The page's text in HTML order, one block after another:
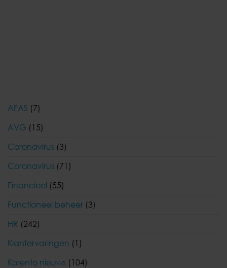
AFAS (7)
AVG (15)
Coronavirus (3)
Coronavirus (71)
Financieel (55)
Functioneel beheer (3)
HR (242)
Klantervaringen (1)
Korento nieuws (104)